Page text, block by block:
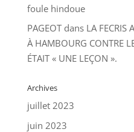
foule hindoue
PAGEOTdans LA FECRIS
À HAMBOURG CONTRE
ÉTAIT « UNE LEÇON ».
Archives
juillet 2023
juin 2023